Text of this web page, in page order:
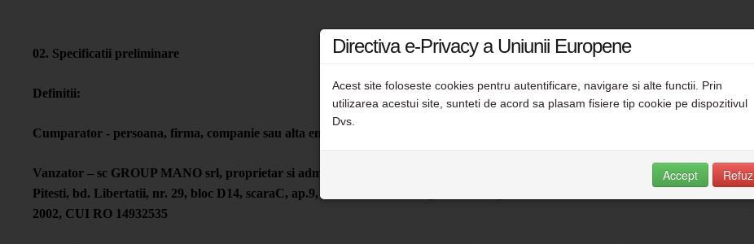
02. Specificatii preliminare
Definitii:
Cumparator - persoana, firma, companie sau alta entitate juridica care emite o comanda catre www.FiiBerar.ro
Vanzator – sc GROUP MANO srl, proprietar si administrator al site-ului www.FiiBerar.ro, avand sediul social in
Pitesti, bd. Libertatii, nr. 29, bloc D14, scaraC, ap.9, cu numarul de inregistare la Registrul Comertului J03 / 747 /
2002, CUI RO 14932535
Directiva e-Privacy a Uniunii Europene
Acest site foloseste cookies pentru autentificare, navigare si alte functii. Prin
utilizarea acestui site, sunteti de acord sa plasam fisiere tip cookie pe dispozitivul
Dvs.
Accept Refuz